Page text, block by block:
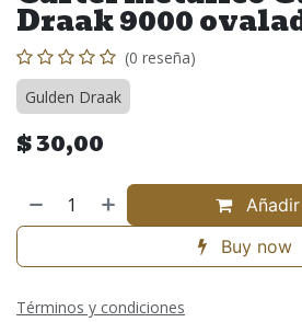
Draak 9000
(0 reseña)
Gulden Draak
$30,00
Buy now
Términos y condiciones